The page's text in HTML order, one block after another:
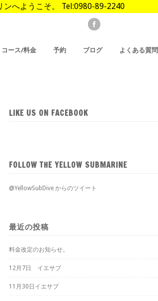
へようこそ。 Tel:0980-89-2240
コース/料金 予約 ブログ よくある質問
LIKE US ON FACEBOOK
FOLLOW THE YELLOW SUBMARINE
@YellowSubDive からのツイート
最近の投稿
料金改定のお知らせ。
12月7日 イエサブ
11月30日イエサブ